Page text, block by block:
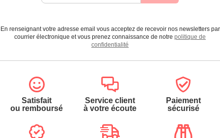
En renseignant votre adresse email vous acceptez de recevoir nos newsletters par
courrier électronique et vous prenez connaissance de notre politique de
confidentialité
Satisfait
ou remboursé
Service client
à votre écoute
Paiement
sécurisé